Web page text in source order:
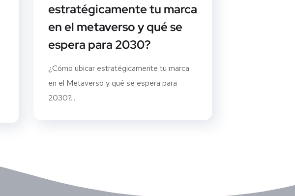
estratégicamente tu marca
en el metaverso y qué se
espera para 2030?
¿Cómo ubicar estratégicamente tu marca
en el Metaverso y qué se espera para
2030?...